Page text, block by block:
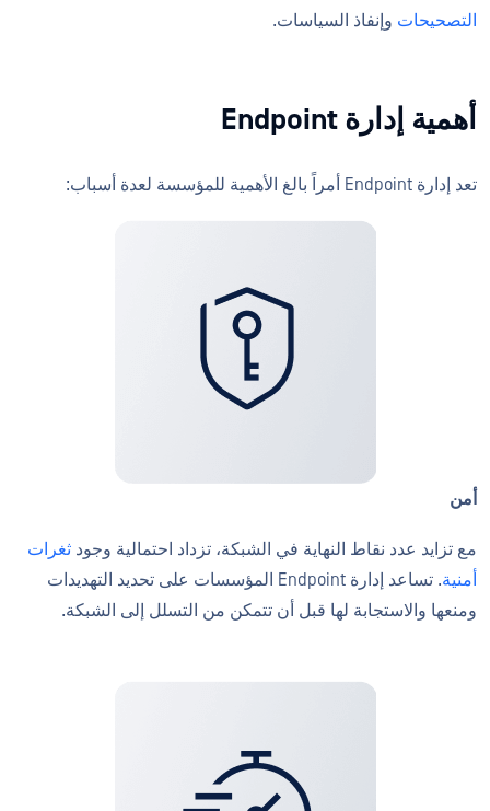
التصحيحات وإنفاذ السياسات.
أهمية إدارة Endpoint
تعد إدارة Endpoint أمراً بالغ الأهمية للمؤسسة لعدة أسباب:
أمن
مع تزايد عدد نقاط النهاية في الشبكة، تزداد احتمالية وجود ثغرات
أمنية
. تساعد إدارة Endpoint المؤسسات على تحديد التهديدات
ومنعها والاستجابة لها قبل أن تتمكن من التسلل إلى الشبكة.